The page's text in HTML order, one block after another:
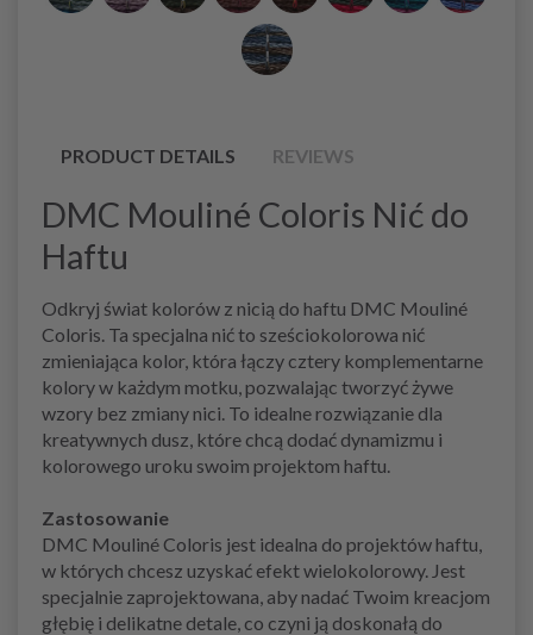
PRODUCT DETAILS REVIEWS
DMC Mouliné Coloris Nić do
Haftu
Odkryj świat kolorów z nicią do haftu DMC Mouliné
Coloris. Ta specjalna nić to sześciokolorowa nić
zmieniająca kolor, która łączy cztery komplementarne
kolory w każdym motku, pozwalając tworzyć żywe
wzory bez zmiany nici. To idealne rozwiązanie dla
kreatywnych dusz, które chcą dodać dynamizmu i
kolorowego uroku swoim projektom haftu.
Zastosowanie
DMC Mouliné Coloris jest idealna do projektów haftu,
w których chcesz uzyskać efekt wielokolorowy. Jest
specjalnie zaprojektowana, aby nadać Twoim kreacjom
głębię i delikatne detale, co czyni ją doskonałą do